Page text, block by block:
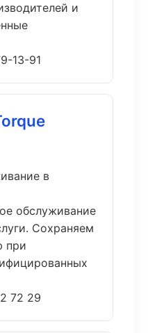
и
13-91
в
обслуживание
Сохраняем
при
72 29